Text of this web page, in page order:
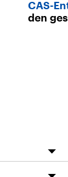
CAS-
den